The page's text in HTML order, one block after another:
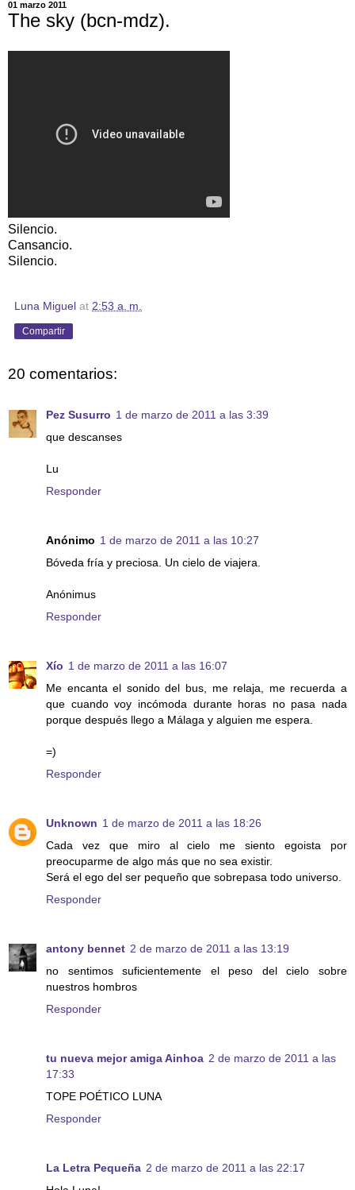
01 marzo 2011
The sky (bcn-mdz).
Silencio.
Cansancio.
Silencio.
Luna Miguel at 2:53 a. m.
Compartir
20 comentarios:
Pez Susurro 1 de marzo de 2011 a las 3:39
que descanses
Lu
Responder
Anónimo 1 de marzo de 2011 a las 10:27
Bóveda fría y preciosa. Un cielo de viajera.
Anónimus
Responder
Xío 1 de marzo de 2011 a las 16:07
Me encanta el sonido del bus, me relaja, me recuerda a
que cuando voy incómoda durante horas no pasa nada
porque después llego a Málaga y alguien me espera.
=)
Responder
Unknown 1 de marzo de 2011 a las 18:26
Cada vez que miro al cielo me siento egoista por
preocuparme de algo más que no sea existir.
Será el ego del ser pequeño que sobrepasa todo universo.
Responder
antony bennet 2 de marzo de 2011 a las 13:19
no sentimos suficientemente el peso del cielo sobre
nuestros hombros
Responder
tu nueva mejor amiga Ainhoa 2 de marzo de 2011 a las
17:33
TOPE POÉTICO LUNA
Responder
La Letra Pequeña 2 de marzo de 2011 a las 22:17